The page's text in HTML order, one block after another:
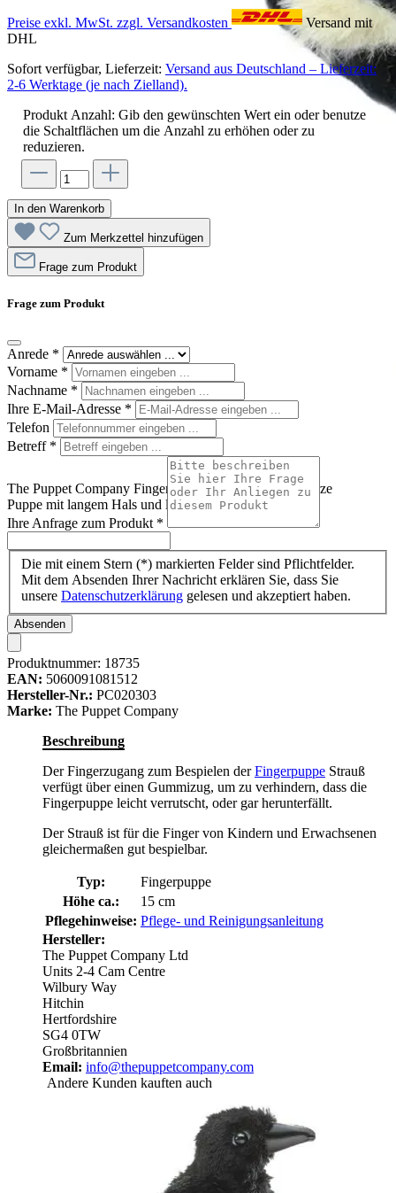
The Puppet Company Fingerpuppe Strauß, grau-schwarze
Puppe mit langem Hals und langen Stoffbeinen
Preise exkl. MwSt. zzgl. Versandkosten
Versand mit
DHL
Sofort verfügbar, Lieferzeit: Versand aus Deutschland – Lieferzeit:
2-6 Werktage (je nach Zielland).
Produkt Anzahl: Gib den gewünschten Wert ein oder benutze
die Schaltflächen um die Anzahl zu erhöhen oder zu
reduzieren.
In den Warenkorb
Zum Merkzettel hinzufügen
Frage zum Produkt
Frage zum Produkt
Anrede *
Vorname *
Nachname *
Ihre E-Mail-Adresse *
Telefon
Betreff *
Ihre Anfrage zum Produkt *
Die mit einem Stern (*) markierten Felder sind Pflichtfelder.
Mit dem Absenden Ihrer Nachricht erklären Sie, dass Sie
unsere Datenschutzerklärung gelesen und akzeptiert haben.
Absenden
Produktnummer: 18735
EAN: 5060091081512
Hersteller-Nr.: PC020303
Marke: The Puppet Company
Beschreibung
Der Fingerzugang zum Bespielen derFingerpuppe Strauß
verfügt über einen Gummizug, um zu verhindern, dass die
Fingerpuppe leicht verrutscht, oder gar herunterfällt.
Der Strauß ist für die Finger von Kindern und Erwachsenen
gleichermaßen gut bespielbar.
Typ:
Fingerpuppe
Höhe ca.:
15 cm
Pflegehinweise: Pflege- und Reinigungsanleitung
Hersteller:
The Puppet Company Ltd
Units 2-4 Cam Centre
Wilbury Way
Hitchin
Hertfordshire
SG4 0TW
Großbritannien
Email: info@thepuppetcompany.com
Andere Kunden kauften auch